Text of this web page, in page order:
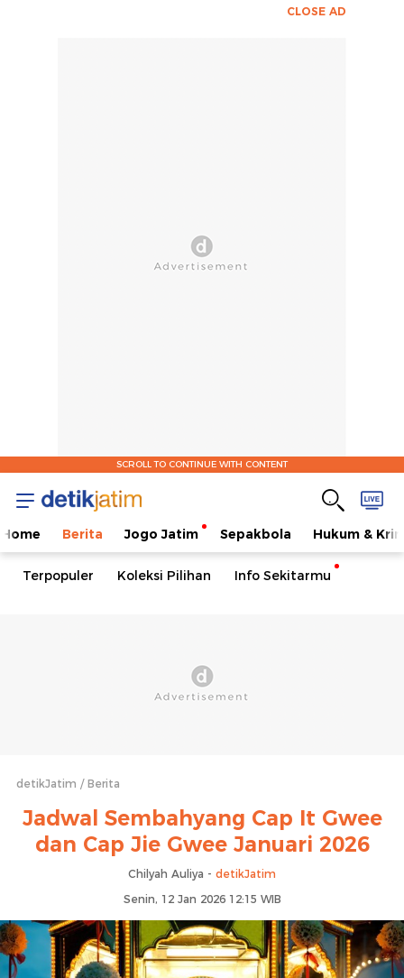
CLOSE AD
SCROLL TO CONTINUE WITH CONTENT
Home Berita Jogo Jatim Sepakbola Hukum &
Terpopuler Koleksi Pilihan Info Sekitarmu
detikJatim Berita
Jadwal Sembahyang Cap It Gwee
dan Cap Jie Gwee Januari 2026
Chilyah Auliya - detikJatim
Senin, 12 Jan 2026 12:15 WIB